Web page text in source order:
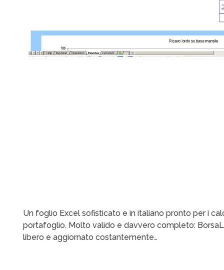
Un foglio Excel sofisticato e in italiano pronto per i
portafoglio. Molto valido e davvero completo:
libero e aggiornato costantemente…